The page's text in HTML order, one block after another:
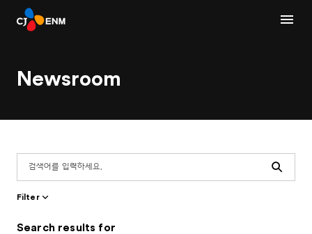
Newsroom
Search
Filter
Search results for